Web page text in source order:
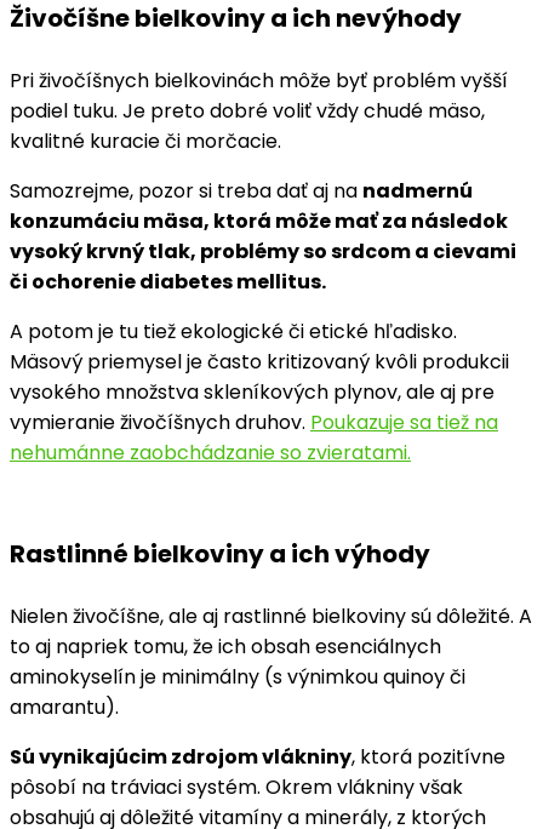
Živočíšne bielkoviny a ich nevýhody
Pri živočíšnych bielkovinách môže byť problém vyšší
podiel tuku. Je preto dobré voliť vždy chudé mäso,
kvalitné kuracie či morčacie.
Samozrejme, pozor si treba dať aj na nadmernú
konzumáciu mäsa, ktorá môže mať za následok
vysoký krvný tlak, problémy so srdcom a cievami
či ochorenie diabetes mellitus.
A potom je tu tiež ekologické či etické hľadisko.
Mäsový priemysel je často kritizovaný kvôli produkcii
vysokého množstva skleníkových plynov, ale aj pre
vymieranie živočíšnych druhov. Poukazuje sa tiež na
nehumánne zaobchádzanie so zvieratami.
Rastlinné bielkoviny a ich výhody
Nielen živočíšne, ale aj rastlinné bielkoviny sú dôležité. A
to aj napriek tomu, že ich obsah esenciálnych
aminokyselín je minimálny (s výnimkou quinoy či
amarantu).
Sú vynikajúcim zdrojom vlákniny, ktorá pozitívne
pôsobí na tráviaci systém. Okrem vlákniny však
obsahujú aj dôležité vitamíny a minerály, z ktorých